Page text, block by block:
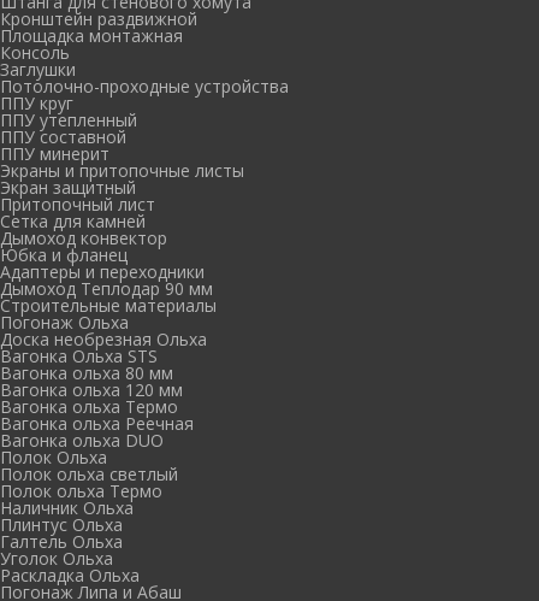
Кронштейн раздвижной
Площадка монтажная
Консоль
Заглушки
Потолочно-проходные устройства
ППУ круг
ППУ утепленный
ППУ составной
ППУ минерит
Экраны и притопочные листы
Экран защитный
Притопочный лист
Сетка для камней
Дымоход конвектор
Юбка и фланец
Адаптеры и переходники
Дымоход Теплодар 90 мм
Cтроительные материалы
Погонаж Ольха
Доска необрезная Ольха
Вагонка Ольха STS
Вагонка ольха 80 мм
Вагонка ольха 120 мм
Вагонка ольха Термо
Вагонка ольха Реечная
Вагонка ольха DUO
Полок Ольха
Полок ольха светлый
Полок ольха Термо
Наличник Ольха
Плинтус Ольха
Галтель Ольха
Уголок Ольха
Раскладка Ольха
Погонаж Липа и Абаш